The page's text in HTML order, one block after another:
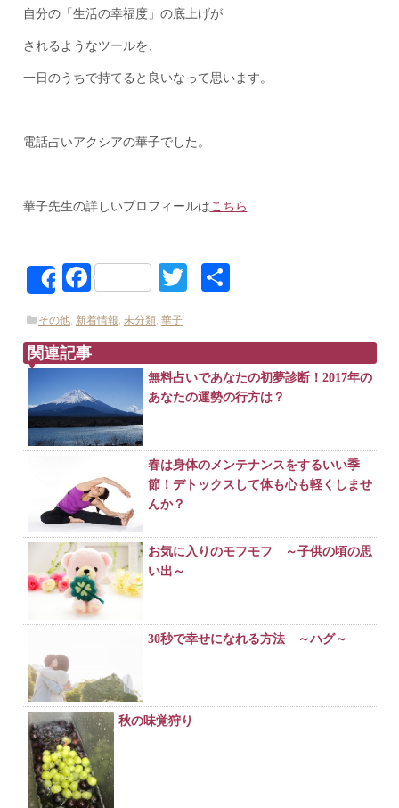
自分の「生活の幸福度」の底上げが
されるようなツールを、
一日のうちで持てると良いなって思います。
電話占いアクシアの華子でした。
華子先生の詳しいプロフィールはこちら
ShareFacebook Twitter
その他, 新着情報, 未分類, 華子
関連記事
無料占いであなたの初夢診断！2017年の
あなたの運勢の行方は？
春は身体のメンテナンスをするいい季
節！デトックスして体も心も軽くしませ
んか？
お気に入りのモフモフ ～子供の頃の思
い出～
30秒で幸せになれる方法 ～ハグ～
秋の味覚狩り